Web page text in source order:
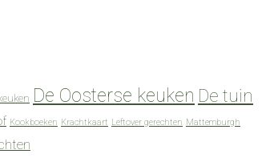
De Oosterse keuken De tuin
Kookboeken Krachtkaart Leftover gerechten Mattemburgh